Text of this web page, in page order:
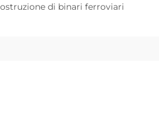
di binari ferroviari